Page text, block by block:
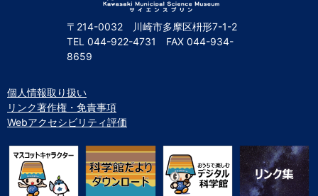
〒214-0032 川崎市多摩区枡形7-1-2
TEL 044-922-4731 FAX 044-934-
8659
個人情報取り扱い
リンク著作権・免責事項
Webアクセシビリティ評価